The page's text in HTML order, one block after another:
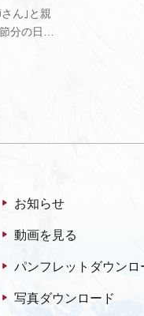
ん｣と親
分の日、
お知らせ
動画を見る
パンフレットダウンロ
写真ダウンロード